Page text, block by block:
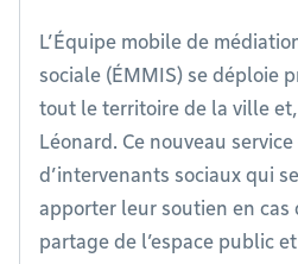
L’Équipe mobile de
sociale (ÉMMIS) se déploie
tout le territoire de la ville
Léonard. Ce nouveau
d’intervenants sociaux qui
apporter leur soutien en cas
partage de l’espace public